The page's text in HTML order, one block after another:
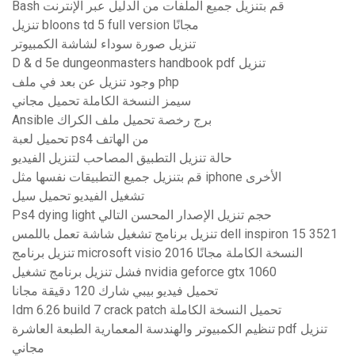
Bash قم بتنزيل جميع الملفات من الدليل عبر الإنترنت
تنزيل bloons td 5 full version مجانًا
تنزيل صورة سوداء لشاشة الكمبيوتر
D & d 5e dungeonmasters handbook pdf تنزيل
وجود تنزيل عن بعد في ملف php
سيمز النسخة الكاملة تحميل مجاني
Ansible برج رخصة تحميل ملف الكراك
تحميل لعبة ps4 من الهاتف
حالة تنزيل التطبيق المصاحب لتنزيل الفيديو
قم بتنزيل جميع التطبيقات نفسها مثل iphone الأخرى
تشغيل الفيديو تحميل سيل
Ps4 dying light حجم تنزيل الإصدار المحسن التالي
تنزيل برنامج تشغيل شاشة تعمل باللمس dell inspiron 15 3521
تنزيل برنامج microsoft visio 2016 النسخة الكاملة مجانًا
فشل تنزيل برنامج تشغيل nvidia geforce gtx 1060
تحميل فيديو بيبي شارك 120 دقيقة مجانا
Idm 6.26 build 7 crack patch تحميل النسخة الكاملة
تنظيم الكمبيوتر والهندسة المعمارية الطبعة العاشرة pdf تنزيل
مجاني